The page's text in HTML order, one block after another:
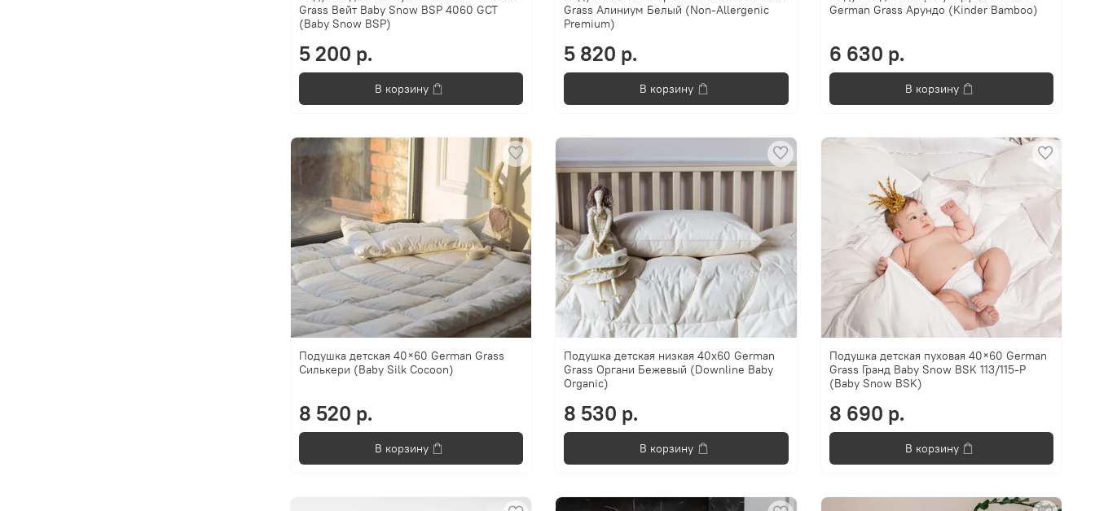
Grass Вейт Baby Snow BSP 4060 GCT
(Baby Snow BSP)
5 200 р.
В корзину
Grass Алиниум Белый (Non-Allergenic
Premium)
5 820 р.
В корзину
German Grass Арундо (Kinder Bamboo)
6 630 р.
В корзину
Подушка детская 40×60 German Grass
Силькери (Baby Silk Cocoon)
8 520 р.
В корзину
Подушка детская низкая 40х60 German
Grass Органи Бежевый (Downline Baby
Organic)
8 530 р.
В корзину
Подушка детская пуховая 40×60 German
Grass Гранд Baby Snow BSK 113/115-P
(Baby Snow BSK)
8 690 р.
В корзину